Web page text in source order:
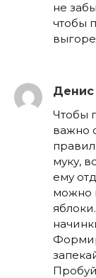
не
чтобы
Денис
Чтобы
важно
муку,
ему
можно